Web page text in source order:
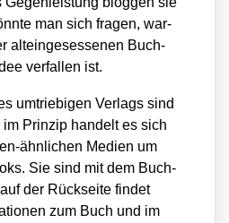
man sich fra­gen, war­
alt­ein­ge­ses­se­nen Buch­
ver­fal­len ist.
umtrie­bi­gen Ver­lags sind
im Prin­zip han­delt es sich
ähn­li­chen Medi­en um
Sie sind mit dem Buch­
der Rück­sei­te fin­det
zum Buch und im